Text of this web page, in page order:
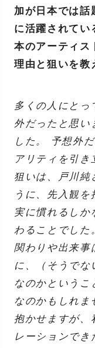
加が日本では話
に活躍されてい
本のアーティス
理由と狙いを教
多くの人にと
外だったと思い
した。 予想外
アリティを引
狙いは、戸川純
うに、先入観
実に慣れるし
わることでした
関わりや出来事
に、（そうで
なのかというこ
なのかもしれま
抱かせますが、
レーションでき